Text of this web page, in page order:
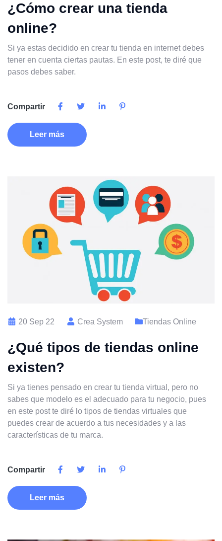
¿Cómo crear una tienda
online?
Si ya estas decidido en crear tu tienda en internet debes
tener en cuenta ciertas pautas. En este post, te diré que
pasos debes saber.
Compartir
Leer más
20 Sep 22 Crea System Tiendas Online
¿Qué tipos de tiendas online
existen?
Si ya tienes pensado en crear tu tienda virtual, pero no
sabes que modelo es el adecuado para tu negocio, pues
en este post te diré lo tipos de tiendas virtuales que
puedes crear de acuerdo a tus necesidades y a las
características de tu marca.
Compartir
Leer más